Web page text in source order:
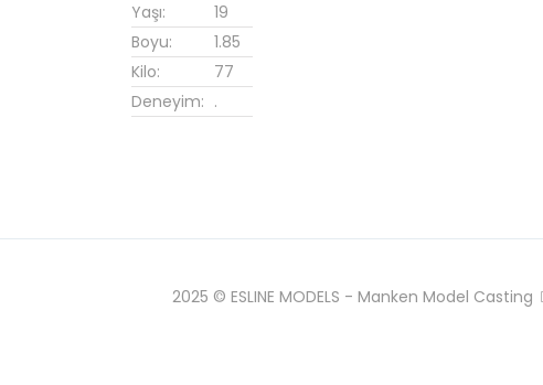
Yaşı:
19
Boyu:
1.85
Kilo:
77
Deneyim: .
2025 © ESLINE MODELS - Manken Model Casting